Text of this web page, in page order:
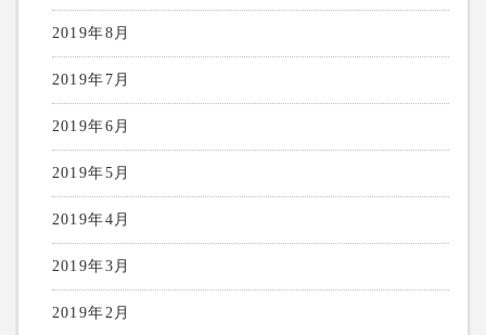
2019年8月
2019年7月
2019年6月
2019年5月
2019年4月
2019年3月
2019年2月